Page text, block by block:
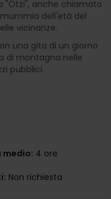
"Ötzi", anche chiamato
dell'età del
vicinanze.
una gita di un giorno
di montagna nelle
pubblici.
medio: 4 ore
Non richiesta